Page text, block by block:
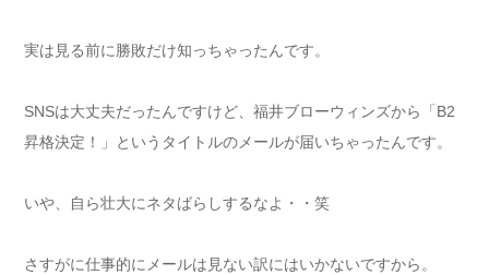
実は見る前に勝敗だけ知っちゃったんです。
SNSは大丈夫だったんですけど、福井ブローウィンズから「B2
昇格決定！」というタイトルのメールが届いちゃったんです。
いや、自ら壮大にネタばらしするなよ・・笑
さすがに仕事的にメールは見ない訳にはいかないですから。